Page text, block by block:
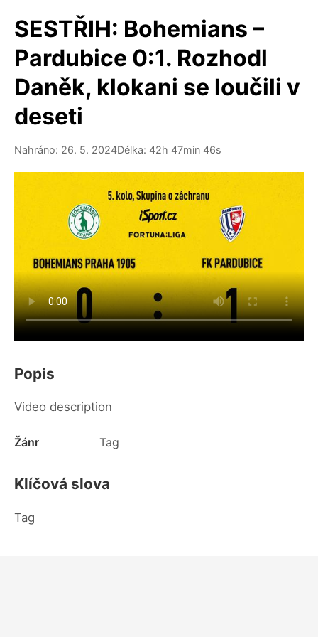
SESTŘIH: Bohemians –
Pardubice 0:1. Rozhodl
Daněk, klokani se loučili v
deseti
Nahráno: 26. 5. 2024Délka: 42h 47min 46s
Popis
Video description
Žánr Tag
Klíčová slova
Tag